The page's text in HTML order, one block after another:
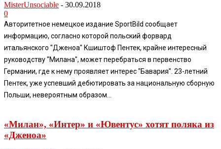
MisterUnsociable - 30.09.2018
0
Авторитетное немецкое издание SportBild сообщает
информацию, согласно которой польский форвард
итальянского "Дженоа" Кшиштоф Пентек, крайне интересный
руководству "Милана", может перебраться в первенство
Германии, где к нему проявляет интерес "Бавария". 23-летний
Пентек, уже успевший дебютировать за национальную сборную
Польши, невероятным образом...
«Милан», «Интер» и «Ювентус» хотят поляка из
«Дженоа»